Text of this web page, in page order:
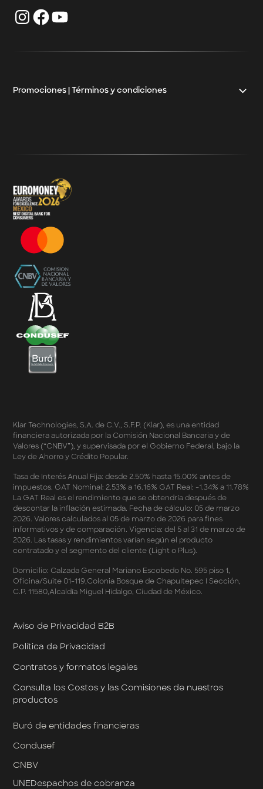
Inversiones empresariales
Préstamos para negocios
Klar Empresarial CAT
Promociones | Términos y condiciones
Términos y Condiciones - SplitK Tarjeta de Crédito No
Términos y Condiciones – Acceso a Klar Plus sin costo
Términos y Condiciones – 20% Cashback en
supermercados participantes
Términos y Condiciones Juegos de Mexico 2026
Términos y Condiciones - Amazon Prime Day 2026
Términos y Condiciones – Diferimiento de Compras
con 0% de Interés Desde App
Términos y Condiciones de Beneficios Uber Card
Powered by Klar
Klarfest - Mayo 2026
Klarfest - Día de las Madres 2026
Compra Mínima Klar Plus - SplitK 0% - Cashback
Starbucks 50% - Cashback 20% Décima Compra
Términos y Condiciones - Cashback Primera Compra
en Apple Pay
Términos y Condiciones - Mastercard te lleva a la
Términos y Condiciones – Fechas Dobles “3 de 3” 2026
Mercado Libre
Términos y Condiciones - Reducción Tasa de Interés en
Términos y Condiciones - Apartados - Tasas
Preferentes Febrero 2026
Términos y Condiciones - Programa de Cashback
AWIN
Pago de Servicios a MSI – Supermercados Enero -
Marzo 2026
Términos y Condiciones - Meses Sin Intereses y SplitK
Cashback
Términos y Condiciones Aplicables a la Tarjeta de
Apartados
Mastercard
Términos y Condiciones de Klar Plus
Términos y Condiciones - Rendimiento Preferencial en
Cuentas Empresariales
Términos y Condiciones de Promociones de Klar
Términos y Condiciones de Promociones de Klar
Empresarial por Designación
Klar Technologies, S.A. de C.V., S.F.P. (Klar), es una entidad
financiera autorizada por la Comisión Nacional Bancaria y de
Valores (“CNBV”), y supervisada por el Gobierno Federal, bajo la
Ley de Ahorro y Crédito Popular.
Tasa de Interés Anual Fija: desde 2.50% hasta 15.00% antes de
impuestos. GAT Nominal: 2.53% a 16.16% GAT Real: -1.34% a 11.78%
La GAT Real es el rendimiento que se obtendría después de
descontar la inflación estimada. Fecha de cálculo: 05 de marzo
2026. Valores calculados al 05 de marzo de 2026 para fines
informativos y de comparación. Vigencia: del 5 al 31 de marzo de
2026. Las tasas y rendimientos varían según el producto
contratado y el segmento del cliente (Light o Plus).
Domicilio: Calzada General Mariano Escobedo No. 595 piso 1,
Oficina/Suite 01-119,Colonia Bosque de Chapultepec I Sección,
C.P. 11580,Alcaldía Miguel Hidalgo, Ciudad de México.
Aviso de Privacidad B2B
Política de Privacidad
Contratos y formatos legales
Consulta los Costos y las Comisiones de nuestros
productos
Buró de entidades financieras
Condusef
CNBV
UNEDespachos de cobranza